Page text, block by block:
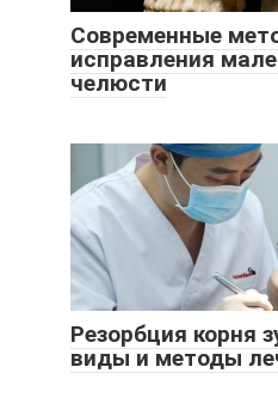
Современные
исправления
челюсти
Резорбция корня
виды и методы